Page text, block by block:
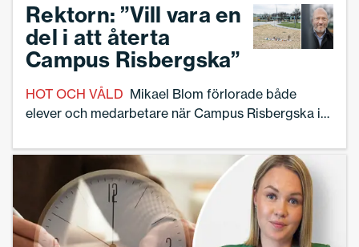
Rektorn: ”Vill vara en
del i att återta
Campus Risbergska”
HOT OCH VÅLD Mikael Blom förlorade både
elever och medarbetare när Campus Risbergska i
svensk historia.